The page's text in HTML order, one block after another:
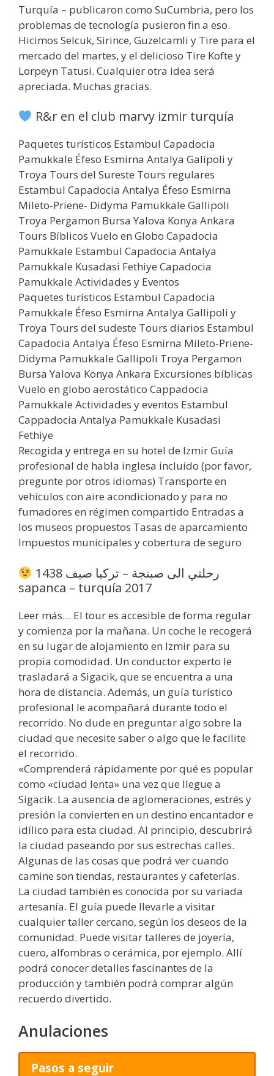
Turquía – publicaron como SuCumbria, pero los
problemas de tecnología pusieron fin a eso.
Hicimos Selcuk, Sirince, Guzelcamli y Tire para el
mercado del martes, y el delicioso Tire Kofte y
Lorpeyn Tatusi. Cualquier otra idea será
apreciada. Muchas gracias.
R&r en el club marvy izmir turquía
Paquetes turísticos Estambul Capadocia
Pamukkale Éfeso Esmirna Antalya Galípoli y
Troya Tours del Sureste Tours regulares
Estambul Capadocia Antalya Éfeso Esmirna
Mileto-Priene- Didyma Pamukkale Gallipoli
Troya Pergamon Bursa Yalova Konya Ankara
Tours Bíblicos Vuelo en Globo Capadocia
Pamukkale Estambul Capadocia Antalya
Pamukkale Kusadasi Fethiye Capadocia
Pamukkale Actividades y Eventos
Paquetes turísticos Estambul Capadocia
Pamukkale Éfeso Esmirna Antalya Gallipoli y
Troya Tours del sudeste Tours diarios Estambul
Capadocia Antalya Éfeso Esmirna Mileto-Priene-
Didyma Pamukkale Gallipoli Troya Pergamon
Bursa Yalova Konya Ankara Excursiones bíblicas
Vuelo en globo aerostático Cappadocia
Pamukkale Actividades y eventos Estambul
Cappadocia Antalya Pamukkale Kusadasi
Fethiye
Recogida y entrega en su hotel de Izmir Guía
profesional de habla inglesa incluido (por favor,
pregunte por otros idiomas) Transporte en
vehículos con aire acondicionado y para no
fumadores en régimen compartido Entradas a
los museos propuestos Tasas de aparcamiento
Impuestos municipales y cobertura de seguro
sapanca – turquía 2017
Leer más… El tour es accesible de forma regular
y comienza por la mañana. Un coche le recogerá
en su lugar de alojamiento en Izmir para su
propia comodidad. Un conductor experto le
trasladará a Sigacik, que se encuentra a una
hora de distancia. Además, un guía turístico
profesional le acompañará durante todo el
recorrido. No dude en preguntar algo sobre la
ciudad que necesite saber o algo que le facilite
el recorrido.
«Comprenderá rápidamente por qué es popular
como «ciudad lenta» una vez que llegue a
Sigacik. La ausencia de aglomeraciones, estrés y
presión la convierten en un destino encantador e
idílico para esta ciudad. Al principio, descubrirá
la ciudad paseando por sus estrechas calles.
Algunas de las cosas que podrá ver cuando
camine son tiendas, restaurantes y cafeterías.
La ciudad también es conocida por su variada
artesanía. El guía puede llevarle a visitar
cualquier taller cercano, según los deseos de la
comunidad. Puede visitar talleres de joyería,
cuero, alfombras o cerámica, por ejemplo. Allí
podrá conocer detalles fascinantes de la
producción y también podrá comprar algún
recuerdo divertido.
Anulaciones
Pasos a seguir